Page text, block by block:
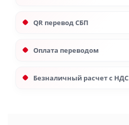
QR перевод СБП
Оплата переводом
Безналичный расчет с НДС